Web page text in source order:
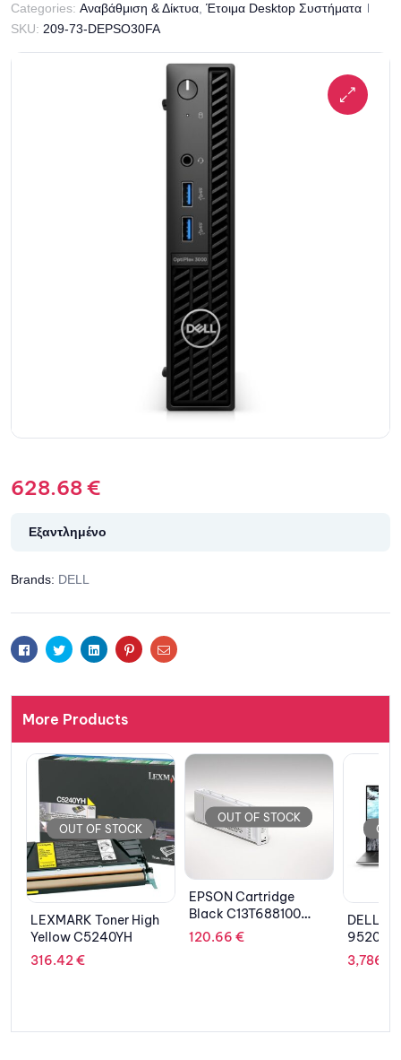
Categories: Αναβάθμιση & Δίκτυα Έτοιμα Desktop Συστήματα
SKU: 209-73-DEPSO30FA
628.68€
Εξαντλημένο
Brands: DELL
FacebookTwitterLinkedinPinterestEmail
More Products
OUT OF STOCK
LEXMARK Toner High
Yellow C5240YH
316.42€
OUT OF STOCK
EPSON Cartridge
Black C13T688100
700ml
120.66 €
OUT
DELL
9520
3,786.61